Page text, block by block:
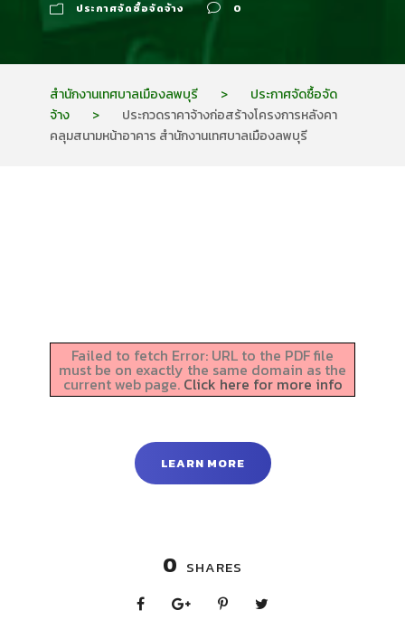
ประกาศจัดซื้อจัดจ้าง
0
สำนักงานเทศบาลเมืองลพบุรี >
ประกาศจัดซื้อจัด
จ้าง
>
ประกวดราคาจ้างก่อสร้างโครงการหลังคา
คลุมสนามหน้าอาคาร สำนักงานเทศบาลเมืองลพบุรี
Failed to fetch Error: URL to the PDF file
must be on exactly the same domain as the
current web page. Click here for more info
LEARN MORE
0 SHARES